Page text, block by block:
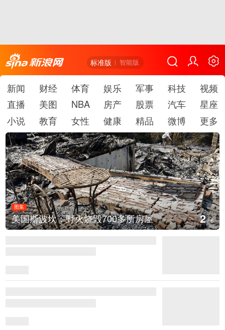
标准版 智能版
新闻 财经 体育 娱乐 军事 科技
视频
直播
美图 NBA 房产 股票 汽车
星座
小说
教育 女性 健康 精品 微博 更多
图集
美国斯波坎：野火烧毁700多所房屋 2/6